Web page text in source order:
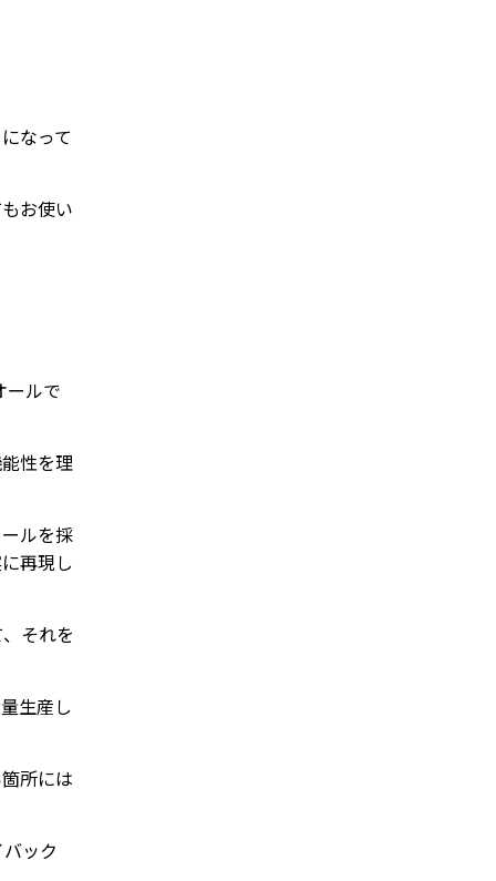
なって
お使い
ールで
性を理
ルを採
再現し
それを
生産し
所には
ック